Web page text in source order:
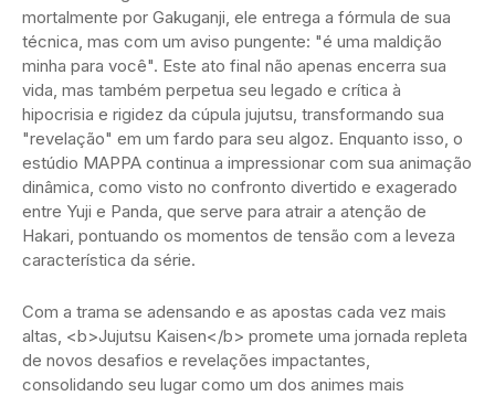
mortalmente por Gakuganji, ele entrega a fórmula de sua
técnica, mas com um aviso pungente: "é uma maldição
minha para você". Este ato final não apenas encerra sua
vida, mas também perpetua seu legado e crítica à
hipocrisia e rigidez da cúpula jujutsu, transformando sua
"revelação" em um fardo para seu algoz. Enquanto isso, o
estúdio MAPPA continua a impressionar com sua animação
dinâmica, como visto no confronto divertido e exagerado
entre Yuji e Panda, que serve para atrair a atenção de
Hakari, pontuando os momentos de tensão com a leveza
característica da série.
Com a trama se adensando e as apostas cada vez mais
altas, <b>Jujutsu Kaisen</b> promete uma jornada repleta
de novos desafios e revelações impactantes,
consolidando seu lugar como um dos animes mais